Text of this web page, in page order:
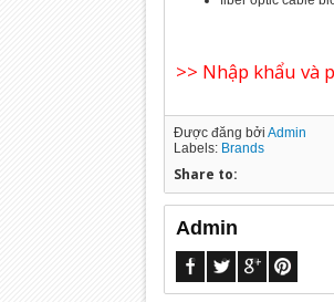
>> Nhập khẩu và
Được đăng bởi Admin
Labels: Brands
Share to:
Admin